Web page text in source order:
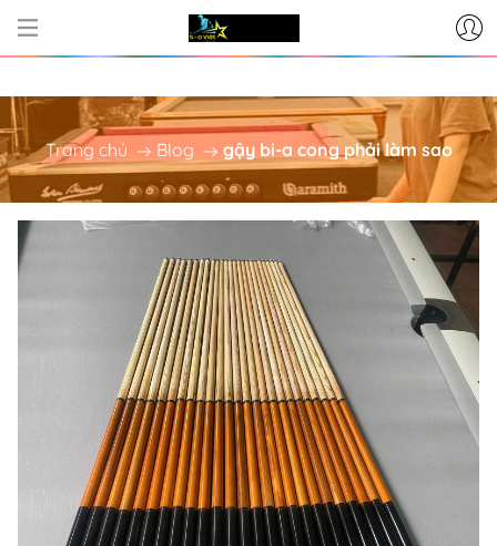
CƠ SỞ CUNG CẤP BÀN BI-A -
Trang chủ Blog gậy bi-a cong phải làm sao